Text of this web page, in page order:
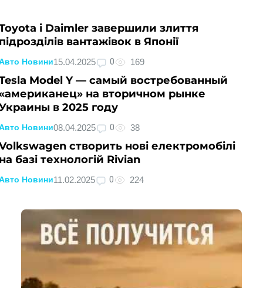
і Daimler завершили злиття
вантажівок в Японії
Новини15.04.2025 0 169
Model Y — самый востребованный
на вторичном рынке
в 2025 году
Новини08.04.2025 0 38
створить нові електромобілі
базі технологій Rivian
Новини11.02.2025 0 224